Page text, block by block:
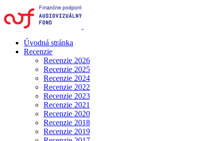
Úvodná stránka
Recenzie
Recenzie 2026
Recenzie 2025
Recenzie 2024
Recenzie 2022
Recenzie 2023
Recenzie 2021
Recenzie 2020
Recenzie 2018
Recenzie 2019